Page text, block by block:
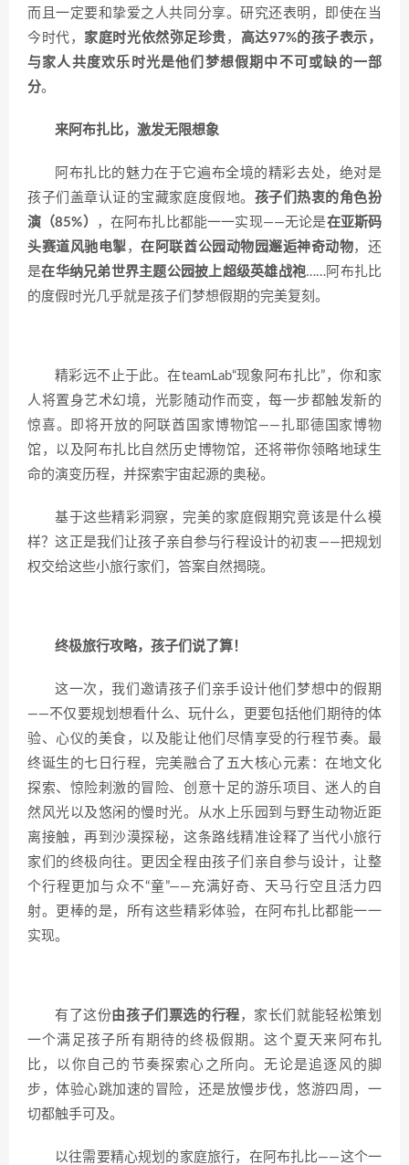
而且一定要和挚爱之人共同分享。研究还表明，即使在当
今时代， 家庭时光依然弥足珍贵 ， 高达97%的孩子表示，
与家人共度欢乐时光是他们梦想假期中不可或缺的一部
分。
来阿布扎比，激发无限想象
阿布扎比的魅力在于它遍布全境的精彩去处，绝对是
孩子们盖章认证的宝藏家庭度假地。 孩子们热衷的角色扮
演（85%）
，在阿布扎比都能一一实现——无论是在亚斯码
头赛道风驰电掣 ，在阿联酋公园动物园邂逅神奇动物，还
是在华纳兄弟世界主题公园披上超级英雄战袍……阿布扎比
的度假时光几乎就是孩子们梦想假期的完美复刻。
精彩远不止于此。在teamLab“现象阿布扎比”，你和家
人将置身艺术幻境，光影随动作而变，每一步都触发新的
惊喜。即将开放的阿联酋国家博物馆——扎耶德国家博物
馆，以及阿布扎比自然历史博物馆，还将带你领略地球生
命的演变历程，并探索宇宙起源的奥秘。
基于这些精彩洞察，完美的家庭假期究竟该是什么模
样？这正是我们让孩子亲自参与行程设计的初衷——把规划
权交给这些小旅行家们，答案自然揭晓。
终极旅行攻略，孩子们说了算！
这一次，我们邀请孩子们亲手设计他们梦想中的假期
——不仅要规划想看什么、玩什么，更要包括他们期待的体
验、心仪的美食，以及能让他们尽情享受的行程节奏。最
终诞生的七日行程，完美融合了五大核心元素：在地文化
探索、惊险刺激的冒险、创意十足的游乐项目、迷人的自
然风光以及悠闲的慢时光。从水上乐园到与野生动物近距
离接触，再到沙漠探秘，这条路线精准诠释了当代小旅行
家们的终极向往。更因全程由孩子们亲自参与设计，让整
个行程更加与众不“童”——充满好奇、天马行空且活力四
射。更棒的是，所有这些精彩体验，在阿布扎比都能一一
实现。
有了这份 由孩子们票选的行程 ，家长们就能轻松策划
一个满足孩子所有期待的终极假期。这个夏天来阿布扎
比，以你自己的节奏探索心之所向。无论是追逐风的脚
步，体验心跳加速的冒险，还是放慢步伐，悠游四周，一
切都触手可及。
以往需要精心规划的家庭旅行，在阿布扎比——这个一